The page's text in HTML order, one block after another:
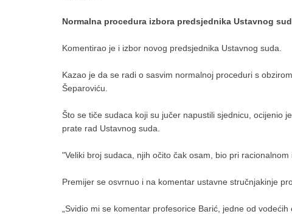
Normalna procedura izbora predsjednika Ustavnog
Komentirao je i izbor novog predsjednika Ustavnog suda.
Kazao je da se radi o sasvim normalnoj proceduri s
Šeparoviću.
Što se tiče sudaca koji su jučer napustili sjednicu, ocijenio
prate rad Ustavnog suda.
"Veliki broj sudaca, njih očito čak osam, bio pri racionalnom
Premijer se osvrnuo i na komentar ustavne stručnjakinje
„Svidio mi se komentar profesorice Barić, jedne od